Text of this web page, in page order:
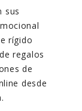
sus
rígido
regalos
de
desde